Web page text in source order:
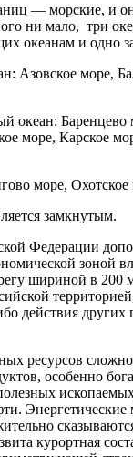
— морские, и
ни мало, три
океанам и одно
Азовское море,
океан: Баренцево
море, Карское
море,
замкнутым.
Федерации
зоной
шириной в 200
действия других
ресурсов
особенно
курортная